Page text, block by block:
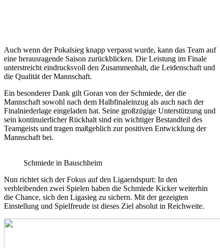
Auch wenn der Pokalsieg knapp verpasst wurde, kann das Team auf
eine herausragende Saison zurückblicken. Die Leistung im Finale
unterstreicht eindrucksvoll den Zusammenhalt, die Leidenschaft und
die Qualität der Mannschaft.
Ein besonderer Dank gilt Goran von der Schmiede, der die
Mannschaft sowohl nach dem Halbfinaleinzug als auch nach der
Finalniederlage eingeladen hat. Seine großzügige Unterstützung und
sein kontinuierlicher Rückhalt sind ein wichtiger Bestandteil des
Teamgeists und tragen maßgeblich zur positiven Entwicklung der
Mannschaft bei.
Schmiede in Bauschheim
Nun richtet sich der Fokus auf den Ligaendspurt: In den
verbleibenden zwei Spielen haben die Schmiede Kicker weiterhin
die Chance, sich den Ligasieg zu sichern. Mit der gezeigten
Einstellung und Spielfreude ist dieses Ziel absolut in Reichweite.